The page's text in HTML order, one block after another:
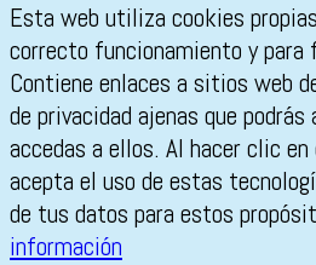
Esta web utiliza cookies
correcto funcionamiento y
Contiene enlaces a sitios web
de privacidad ajenas que podrás
accedas a ellos. Al hacer clic
acepta el uso de estas
de tus datos para estos
información